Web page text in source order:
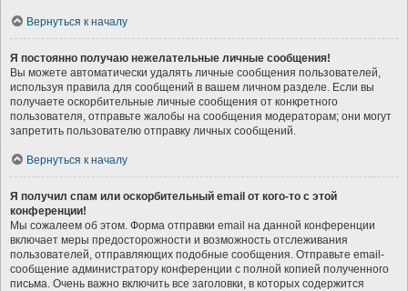
Вернуться к началу
Я постоянно получаю нежелательные личные сообщения!
Вы можете автоматически удалять личные сообщения пользователей,
используя правила для сообщений в вашем личном разделе. Если вы
получаете оскорбительные личные сообщения от конкретного
пользователя, отправьте жалобы на сообщения модераторам; они могут
запретить пользователю отправку личных сообщений.
Вернуться к началу
Я получил спам или оскорбительный email от кого-то с этой
конференции!
Мы сожалеем об этом. Форма отправки email на данной конференции
включает меры предосторожности и возможность отслеживания
пользователей, отправляющих подобные сообщения. Отправьте email-
сообщение администратору конференции с полной копией полученного
письма. Очень важно включить все заголовки, в которых содержится